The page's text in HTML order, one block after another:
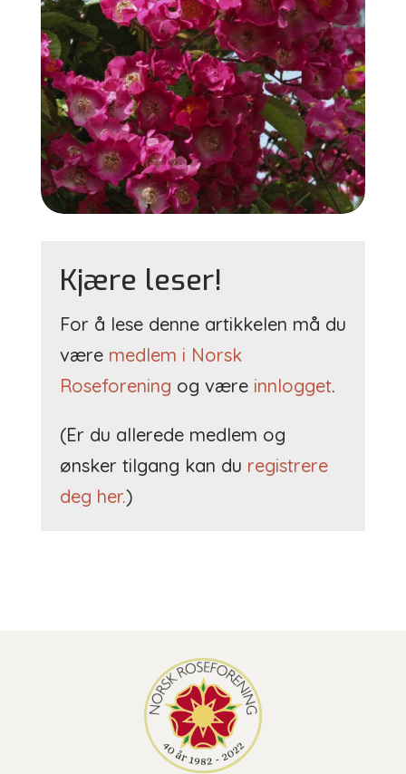
Kjære leser!
For å lese denne artikkelen må du
være medlem i Norsk
Roseforening og være innlogget.
(Er du allerede medlem og
ønsker tilgang kan du registrere
deg her.)